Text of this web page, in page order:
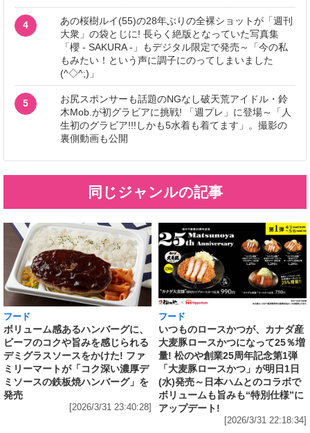
4
あの桜樹ルイ(55)の28年ぶりの全裸ショットが「週刊
大衆」の袋とじに! 長らく絶版となっていた写真集
「櫻 - SAKURA -」もデジタル限定で発売～「今の私
もみたい！という声に調子にのってしまいました
(^◇^;)」
5
お尻スポンサーも話題のNGなし破天荒アイドル・鈴
木Mob.が初グラビアに挑戦! 「週プレ」に登場～「人
生初のグラビア!!!しかも5水着も着てます」。撮影の
裏側動画も公開
同じジャンルの記事
フード
ボリューム感あるハンバーグに、
ビーフのコクや旨みを感じられる
デミグラスソースをかけた! ファ
ミリーマートが「コク深い濃厚デ
ミソースの鉄板焼ハンバーグ」を
発売
[2026/3/31 23:40:28]
フード
いつものロースかつが、カナダ産
大麦豚ロースかつになって25％増
量! 松のや創業25周年記念第1弾
「大麦豚ロースかつ」が明日1日
(水)発売～日本ハムとのコラボで
ボリュームも旨みも“特別仕様”に
アップデート!
[2026/3/31 22:18:34]